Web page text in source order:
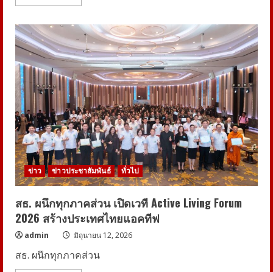
more
พาณิชย์
จัด
พิธี
มอบ
ถ้วย
พระ
ราช
ทานฯ
เวที
Agri
Plus
Award
2026
ชู
โมเดล
พัฒนา
ร่วม
(Co-
creation)
ระดับ
เกษตร
นวัตกรรม
ไทย
สู่
สินค้า
พรีเมียม
สากล
ข่าว ข่าวประชาสัมพันธ์ ทั่วไป
สธ. ผนึกทุกภาคส่วน เปิดเวที Active Living Forum
2026 สร้างประเทศไทยแอคทีฟ
admin มิถุนายน 12, 2026
สธ. ผนึกทุกภาคส่วน